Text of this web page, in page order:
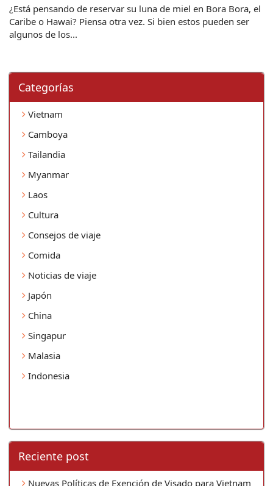
¿Está pensando de reservar su luna de miel en Bora Bora, el
Caribe o Hawai? Piensa otra vez. Si bien estos pueden ser
algunos de los...
Categorí­as
Vietnam
Camboya
Tailandia
Myanmar
Laos
Cultura
Consejos de viaje
Comida
Noticias de viaje
Japón
China
Singapur
Malasia
Indonesia
Reciente post
Nuevas Políticas de Exención de Visado para Vietnam